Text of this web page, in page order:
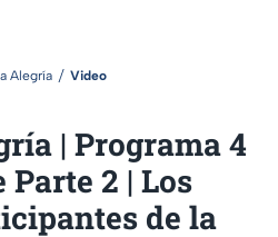
Alegría Video
| Programa 4
2 | Los
de la